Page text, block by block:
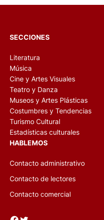
SECCIONES
Literatura
Música
Cine y Artes Visuales
Teatro y Danza
Museos y Artes Plásticas
Costumbres y Tendencias
Turismo Cultural
Estadísticas culturales
HABLEMOS
Contacto administrativo
Contacto de lectores
Contacto comercial